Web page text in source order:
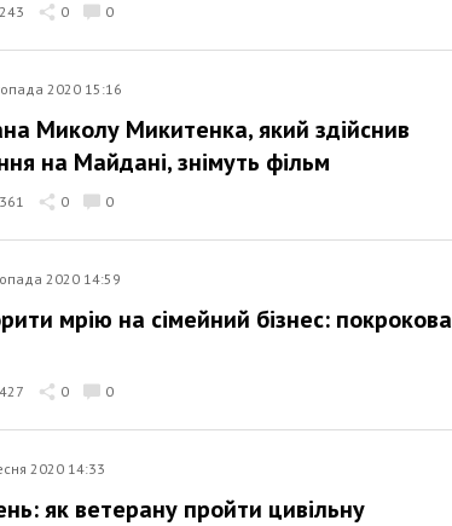
243 0 0
2020 15:16
Миколу Микитенка, який здійснив
на Майдані, знімуть фільм
361 0 0
2020 14:59
мрію на сімейний бізнес: покрокова
427 0 0
2020 14:33
як ветерану пройти цивільну